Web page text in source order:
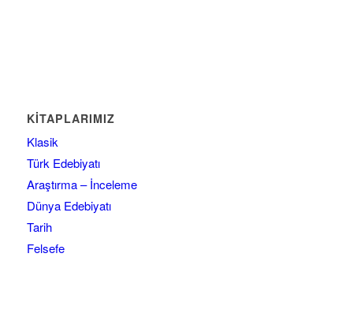
KİTAPLARIMIZ
Klasik
Türk Edebiyatı
Araştırma – İnceleme
Dünya Edebiyatı
Tarih
Felsefe